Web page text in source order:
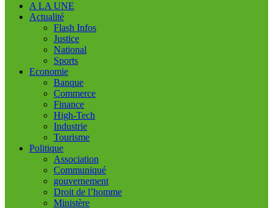
A LA UNE
Actualité
Flash Infos
Justice
National
Sports
Economie
Banque
Commerce
Finance
High-Tech
Industrie
Tourisme
Politique
Association
Communiqué
gouvernement
Droit de l’homme
Ministère